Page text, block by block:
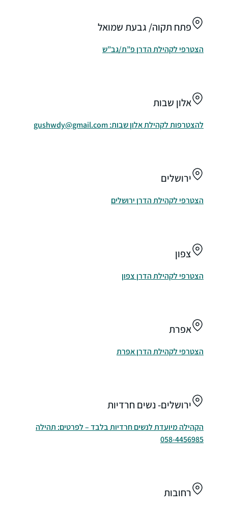
פתח תקוה/ גבעת שמואל
הצטרפי לקהילת הדרן פ”ת/גב”ש
אלון שבות
להצטרפות לקהילת אלון שבות: gushwdy@gmail.com
ירושלים
הצטרפי לקהילת הדרן ירושלים
צפון
הצטרפי לקהילת הדרן צפון
אפרת
הצטרפי לקהילת הדרן אפרת
ירושלים- נשים חרדיות
הקהילה מיועדת לנשים חרדיות בלבד – לפרטים: תהילה
058-4456985
רחובות